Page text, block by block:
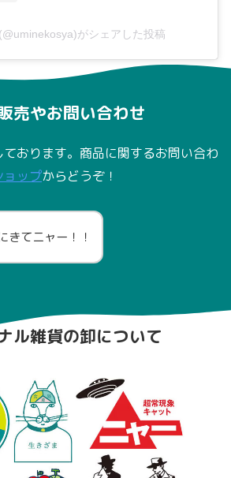
がシェアした投稿
売やお問い合わせ
おります。商品に関するお問い合わ
ョップからどうぞ！
きてニャー！！
ル雑貨の卸について